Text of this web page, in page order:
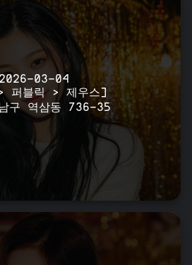
2026-03-04
퍼블릭 > 제우스]
구 역삼동 736-35